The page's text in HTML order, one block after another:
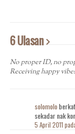
6 Ulasan
No proper ID, no
Receiving happy
solomolo
sekadar nak
5 April 2011